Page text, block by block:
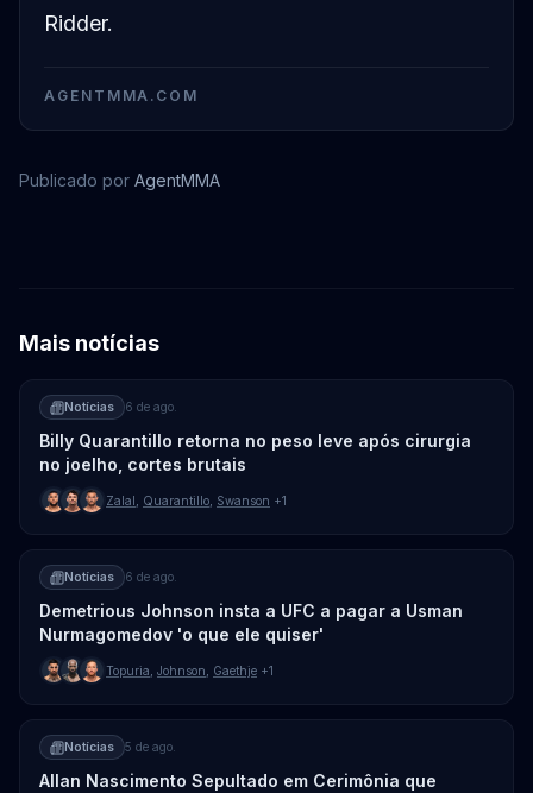
Ridder.
AGENTMMA.COM
Publicado por AgentMMA
Mais notícias
Notícias 6 de ago.
Billy Quarantillo retorna no peso leve após cirurgia
no joelho, cortes brutais
Zalal Quarantillo Swanson +1
Notícias 6 de ago.
Demetrious Johnson insta a UFC a pagar a Usman
Nurmagomedov 'o que ele quiser'
Topuria Johnson Gaethje +1
Notícias 5 de ago.
Allan Nascimento Sepultado em Cerimônia que